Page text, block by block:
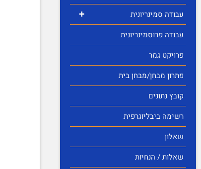
+
עבודה סמינריונית
עבודה פרוסמינריונית
פרויקט גמר
פתרון מבחן/מבחן בית
קובץ נתונים
רשימה ביבליוגרפית
שאלון
שאלות / הנחיות